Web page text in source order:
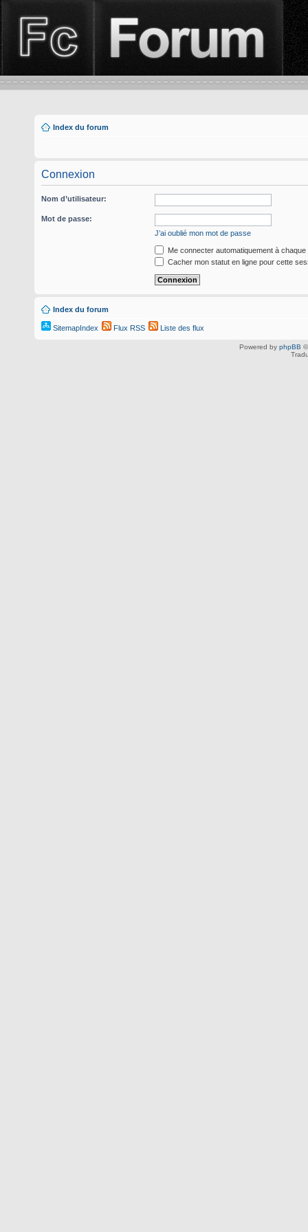
Index du forum
Connexion
Nom d’utilisateur:
Mot de passe:
J’ai oublié mon mot de passe
Me connecter automatiquement à chaque
Cacher mon statut en ligne pour cette
Index du forum
SitemapIndex Flux RSS Liste des flux
Powered by phpBB